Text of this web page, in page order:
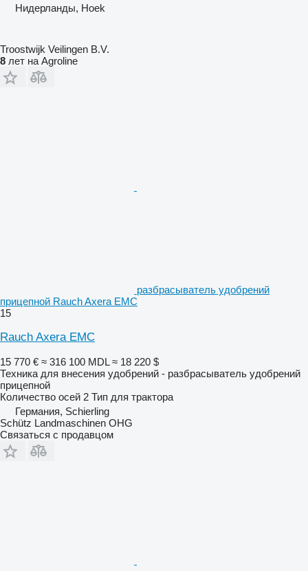
Нидерланды, Hoek
Troostwijk Veilingen B.V.
8 лет на Agroline
разбрасыватель удобрений
прицепной Rauch Axera EMC
15
Rauch Axera EMC
15 770 € ≈ 316 100 MDL ≈ 18 220 $
Техника для внесения удобрений - разбрасыватель удобрений
прицепной
Количество осей 2 Тип для трактора
Германия, Schierling
Schütz Landmaschinen OHG
Связаться с продавцом